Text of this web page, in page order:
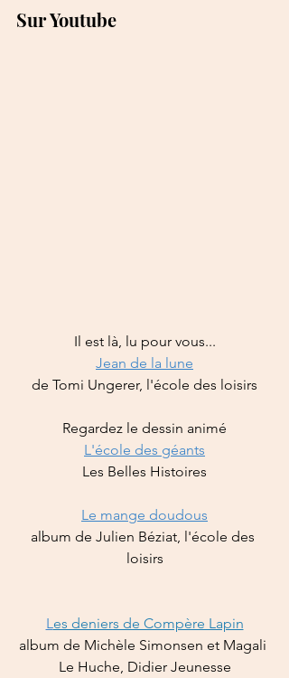
Sur Youtube
Il est là, lu pour vous...
Jean de la lune
de Tomi Ungerer, l'école des loisirs
Regardez le dessin animé
L'école des géants
Les Belles Histoires
Le mange doudous
album de Julien Béziat, l'école des
loisirs
Les deniers de Compère Lapin
album de Michèle Simonsen et Magali
Le Huche, Didier Jeunesse